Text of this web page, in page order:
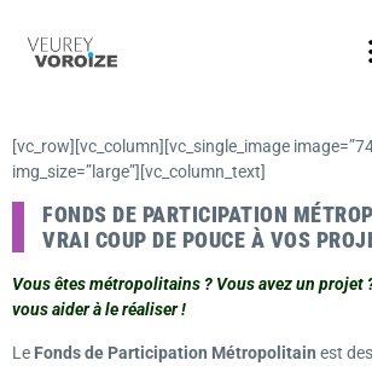
[vc_row][vc_column][vc_single_image
img_size=”large”][vc_column_text]
FONDS DE PARTICIPATION
VRAI COUP DE POUCE À VOS
Vous êtes métropolitains ? Vous avez un projet
vous aider à le réaliser!
Le Fonds de Participation Métropolitain est